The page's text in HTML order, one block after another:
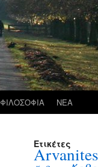
ΦΙΛΟΣΟΦΙΑ ΝΕΑ
Ετικέτες
Arvanites